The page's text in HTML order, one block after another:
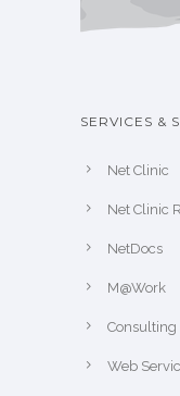
SERVICES &
Net Clinic
Net Clinic
NetDocs
M@Work
Consulting
Web